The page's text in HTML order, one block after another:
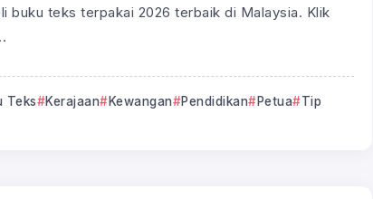
buku teks terpakai 2026 terbaik di Malaysia. Klik
Teks Kerajaan Kewangan Pendidikan Petua Tip